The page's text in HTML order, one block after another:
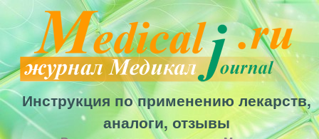
Перейти
к
основному
содержанию
Инструкция по применению лекарств,
аналоги, отзывы